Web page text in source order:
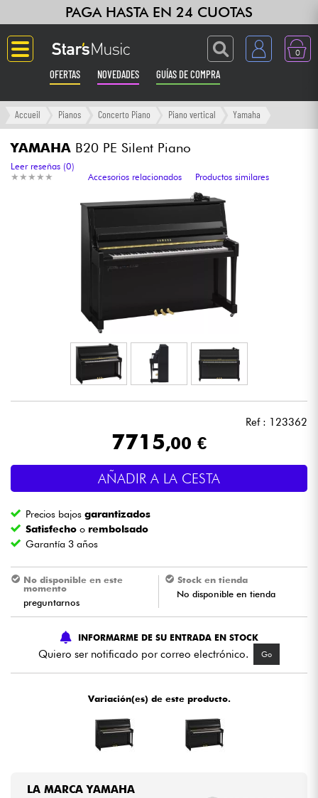
PAGA HASTA EN 24 CUOTAS
0
OFERTAS NOVEDADES GUÍAS DE COMPRA
Langue
Guitarras & Bajos
Ampli & Efectos
Sintetizadores & samplers
Auriculares
Sistemas de Sonido
Batería y percusión
Violines y cuarteto
Niños
Cables & Acces.
Accueil Pianos Concerto Piano Piano vertical Yamaha
YAMAHA B20 PE Silent Piano
★ ★ ★ ★ ★
★ ★ ★ ★ ★
Leer reseñas (0)
Accesorios relacionados
Productos similares
Ref : 123362
7715,00 €
AÑADIR A LA CESTA
Precios bajosgarantizados
Satisfecho o rembolsado
Garantía 3 años
No disponible en este
momento
preguntarnos
Stock en tienda
No disponible en tienda
INFORMARME DE SU ENTRADA EN STOCK
Quiero ser notificado por correo electrónico. Go
Variación(es) de este producto.
LA MARCA YAMAHA